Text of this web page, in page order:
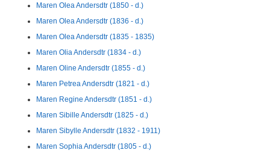
Maren Olea Andersdtr (1850 - d.)
Maren Olea Andersdtr (1836 - d.)
Maren Olea Andersdtr (1835 - 1835)
Maren Olia Andersdtr (1834 - d.)
Maren Oline Andersdtr (1855 - d.)
Maren Petrea Andersdtr (1821 - d.)
Maren Regine Andersdtr (1851 - d.)
Maren Sibille Andersdtr (1825 - d.)
Maren Sibylle Andersdtr (1832 - 1911)
Maren Sophia Andersdtr (1805 - d.)